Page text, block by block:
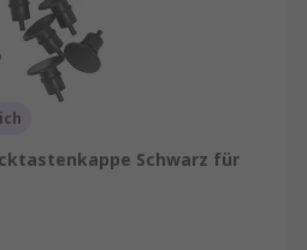
des Nutzers
Drucktaster-Kappe
Drucktaster-Kappe
Die
Form und Größe
Besonders
Schwarz für